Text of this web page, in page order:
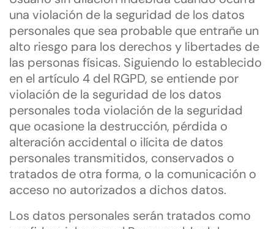
una violación de la seguridad de los datos
personales que sea probable que entrañe un
alto riesgo para los derechos y libertades de
las personas físicas. Siguiendo lo establecido
en el artículo 4 del RGPD, se entiende por
violación de la seguridad de los datos
personales toda violación de la seguridad
que ocasione la destrucción, pérdida o
alteración accidental o ilícita de datos
personales transmitidos, conservados o
tratados de otra forma, o la comunicación o
acceso no autorizados a dichos datos.
Los datos personales serán tratados como